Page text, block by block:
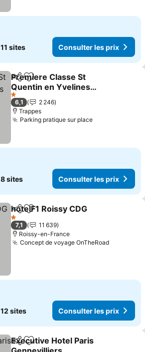
11 sites Consulter les prix
PartagerAjouter à mes favoris
Premiere Classe St
Quentin en Yvelines
Elancourt
1 Étoiles
6,1
2 246
Trappes
Parking pratique sur place
8 sites Consulter les prix
PartagerAjouter à mes favoris
hotelF1 Roissy CDG
1 Étoiles
7,1
11 639
Roissy-en-France
Concept de voyage OnTheRoad
12 sites Consulter les prix
PartagerAjouter à mes favoris
Executive Hotel Paris